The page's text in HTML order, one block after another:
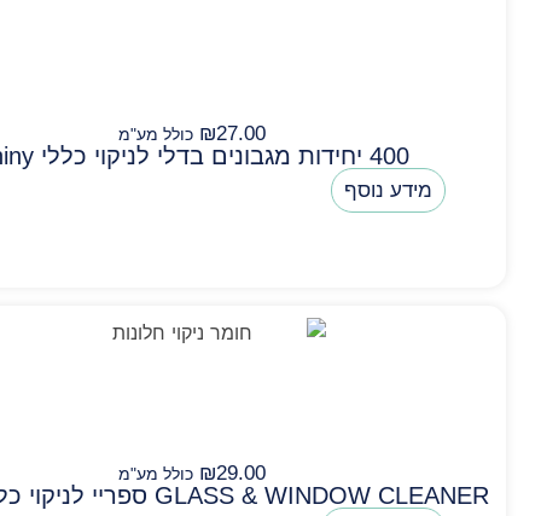
₪27.00 כולל מע"מ
400 יחידות מגבונים בדלי לניקוי כללי Shiny
מידע נוסף
₪29.00 כולל מע"מ
GLASS & WINDOW CLEANER ספריי לניקוי כללי וחלונות